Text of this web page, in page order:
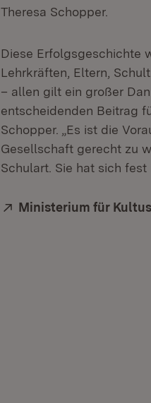
Theresa Schopper.
Diese Erfolgsgeschichte
Lehrkräften, Eltern,
– allen gilt ein großer
entscheidenden Beitrag
Schopper. „Es ist die
Gesellschaft gerecht zu
Schulart. Sie hat sich
Extern:
Ministerium für